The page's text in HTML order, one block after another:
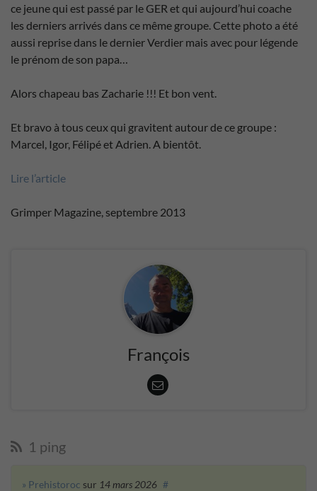
ce jeune qui est passé par le GER et qui aujourd’hui coache
les derniers arrivés dans ce même groupe. Cette photo a été
aussi reprise dans le dernier Verdier mais avec pour légende
le prénom de son papa…
Alors chapeau bas Zacharie !!! Et bon vent.
Et bravo à tous ceux qui gravitent autour de ce groupe :
Marcel, Igor, Félipé et Adrien. A bientôt.
Lire l’article
Grimper Magazine, septembre 2013
François
1 ping
» Prehistoroc sur 14 mars 2026 #